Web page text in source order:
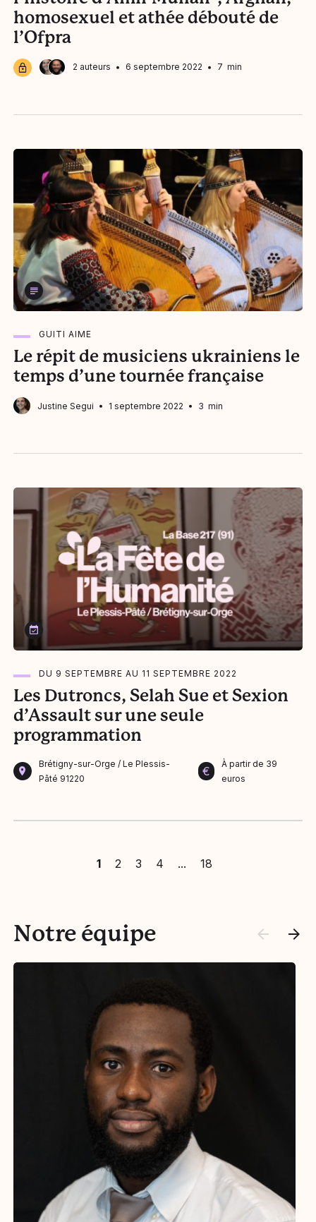
homosexuel et athée débouté de
l’Ofpra
2 auteurs
Justine Segui6 septembre 2022 7 min
GUITI AIME
Le répit de musiciens ukrainiens le
temps d’une tournée française
Justine Segui 1 septembre 2022 3 min
DU 9 SEPTEMBRE AU 11 SEPTEMBRE 2022
Les Dutroncs, Selah Sue et Sexion
d’Assault sur une seule
programmation
Brétigny-sur-Orge / Le Plessis-
Pâté 91220
€
À partir de 39
euros
1 2 3 4 18
Notre équipe